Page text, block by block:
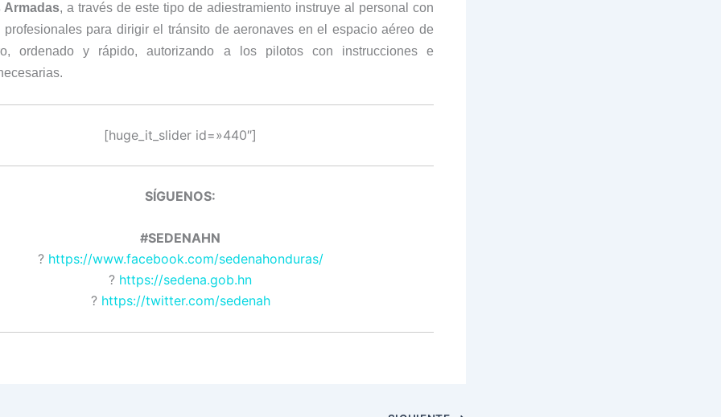
Armadas, a través de este tipo de adiestramiento instruye al personal con
profesionales para dirigir el tránsito de aeronaves en el espacio aéreo de
ordenado y rápido, autorizando a los pilotos con instrucciones e
[huge_it_slider id=»440″]
SÍGUENOS:
#SEDENAHN
? https://www.facebook.com/sedenahonduras/
? https://sedena.gob.hn
? https://twitter.com/sedenah